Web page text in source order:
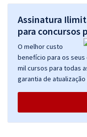
Assinatura
para concursos
O melhor custo
benefício para os seus
mil cursos para todas
garantia de